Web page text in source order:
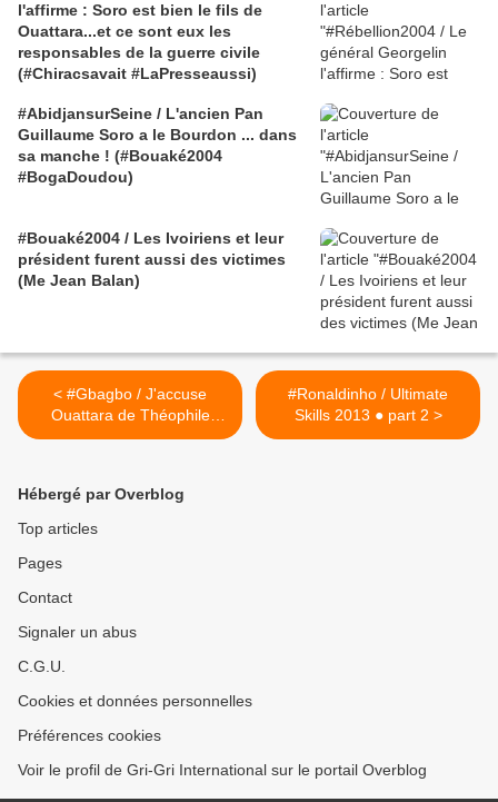
l'affirme : Soro est bien le fils de
Ouattara...et ce sont eux les
responsables de la guerre civile
(#Chiracsavait #LaPresseaussi)
#AbidjansurSeine / L'ancien Pan
Guillaume Soro a le Bourdon ... dans
sa manche ! (#Bouaké2004
#BogaDoudou)
#Bouaké2004 / Les Ivoiriens et leur
président furent aussi des victimes
(Me Jean Balan)
< #Gbagbo / J'accuse
Ouattara de Théophile
Kouamouo lu par Protche
#Ronaldinho / Ultimate
Skills 2013 ● part 2 >
Hébergé par Overblog
Top articles
Pages
Contact
Signaler un abus
C.G.U.
Cookies et données personnelles
Préférences cookies
Voir le profil de Gri-Gri International sur le portail Overblog